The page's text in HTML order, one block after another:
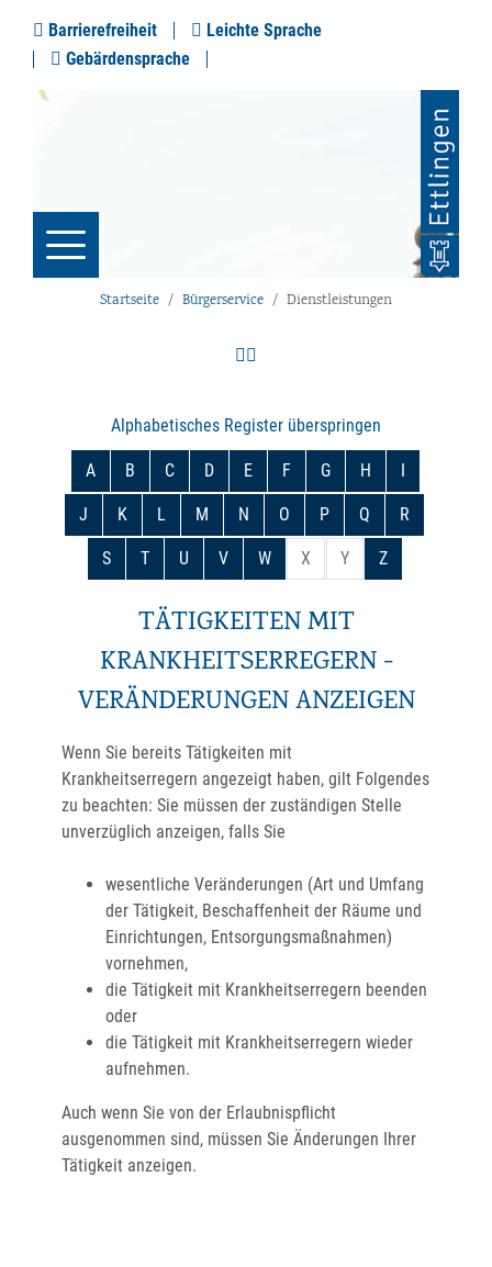
Barrierefreiheit
Leichte Sprache
Gebärdensprache
Startseite Bürgerservice Dienstleistungen
Alphabetisches Register überspringen
A B C D E F G H I
J K L M N O P Q R
S T U V W X Y Z
TÄTIGKEITEN MIT
KRANKHEITSERREGERN -
VERÄNDERUNGEN ANZEIGEN
Wenn Sie bereits Tätigkeiten mit
Krankheitserregern angezeigt haben, gilt Folgendes
zu beachten: Sie müssen der zuständigen Stelle
unverzüglich anzeigen, falls Sie
wesentliche Veränderungen (Art und Umfang
der Tätigkeit, Beschaffenheit der Räume und
Einrichtungen, Entsorgungsmaßnahmen)
vornehmen,
die Tätigkeit mit Krankheitserregern beenden
oder
die Tätigkeit mit Krankheitserregern wieder
aufnehmen.
Auch wenn Sie von der Erlaubnispflicht
ausgenommen sind, müssen Sie Änderungen Ihrer
Tätigkeit anzeigen.